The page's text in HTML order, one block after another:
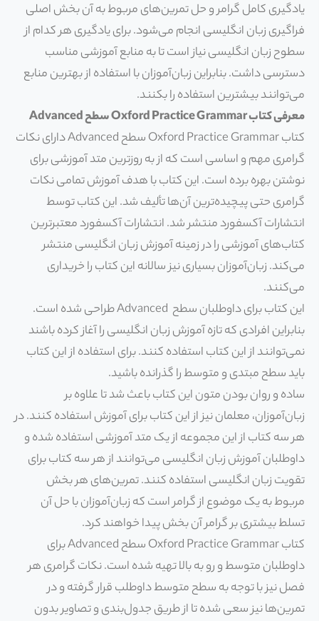
یادگیری کامل گرامر و حل تمرین‌های مربوط به آن بخش اصلی
فراگیری زبان انگلیسی انجام می‌شود. برای یادگیری هر کدام از
سطوح زبان انگلیسی نیاز است تا به منابع آموزشی مناسب
دسترسی داشت. بنابراین زبان‌آموزان با استفاده از بهترین منابع
می‌توانند بیشترین استفاده را بکنند.
معرفی کتاب Oxford Practice Grammar سطح Advanced
کتاب Oxford Practice Grammar سطح Advanced دارای نکات
گرامری مهم و اساسی است که از به روزترین متد آموزشی برای
نوشتن بهره برده است. این کتاب با هدف آموزش تمامی نکات
گرامری حتی پیچیده‌ترین آن‌ها تألیف شد. این کتاب توسط
انتشارات آکسفورد منتشر شد. انتشارات آکسفورد معتبرترین
کتاب‌های آموزشی را در زمینه آموزش زبان انگلیسی منتشر
می‌کند. زبان‌آموزان بسیاری نیز سالانه این کتاب را خریداری
می‌کنند.
این کتاب برای داوطلبان سطح Advanced طراحی شده است.
بنابراین افرادی که تازه آموزش زبان انگلیسی را آغاز کرده باشند
نمی‌توانند از این کتاب استفاده کنند. برای استفاده از این کتاب
باید سطح مبتدی و متوسط را گذرانده باشید.
ساده و روان بودن متون این کتاب باعث شد تا علاوه بر
زبان‌آموزان، معلمان نیز از این کتاب برای آموزش استفاده کنند. در
هر سه کتاب از این مجموعه از یک متد آموزشی استفاده شده و
داوطلبان آموزش زبان انگلیسی می‌توانند از هر سه کتاب برای
تقویت زبان انگلیسی استفاده کنند. تمرین‌های هر بخش
مربوط به یک موضوع از گرامر است که زبان‌آموزان با حل آن
تسلط بیشتری بر گرامر آن بخش پیدا خواهند کرد.
کتاب Oxford Practice Grammar سطح Advanced برای
داوطلبان متوسط و رو به بالا تهیه شده است. نکات گرامری هر
فصل نیز با توجه به سطح متوسط داوطلب قرار گرفته و در
تمرین‌ها نیز سعی شده تا از طریق جدول‌بندی و تصاویر بدون